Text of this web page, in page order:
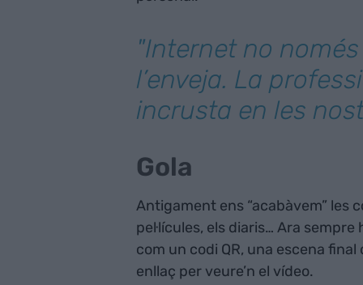
"Internet no
l’enveja. La
incrusta en les
Gola
Antigament ens “acabàvem” les
pel·lícules, els diaris… Ara
com un codi QR, una escena
enllaç per veure’n el vídeo.